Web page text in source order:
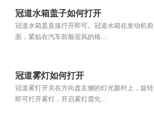
冠道水箱盖子如何打开
冠道水箱盖直接拧开即可。冠道水箱在发动机前
面，紧贴在汽车前脸迎风的格...
冠道雾灯如何打开
冠道雾灯开关在方向盘左侧的灯光拨杆上，旋转
即可打开雾灯，开启雾灯需先...